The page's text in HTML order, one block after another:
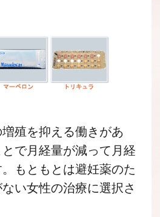
殖を抑える働きがあ
で月経量が減って月経
もともとは避妊薬のた
い女性の治療に選択さ